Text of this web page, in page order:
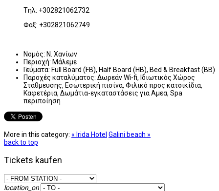
Tηλ: +302821062732
Φαξ: +302821062749
Νομός: Ν. Χανίων
Περιοχή: Μάλεμε
Γεύματα: Full Board (FB), Half Board (HB), Bed & Breakfast (BB)
Παροχές καταλύματος: Δωρεάν Wi-fi, Ιδιωτικός Χώρος
Στάθμευσης, Εσωτερική πισίνα, Φιλικό προς κατοικίδια,
Καφετέρια, Δωμάτια-εγκαταστάσεις για Αμεα, Spa
περιποίηση
More in this category: « Irida Hotel Galini beach »
back to top
Tickets kaufen
location_on